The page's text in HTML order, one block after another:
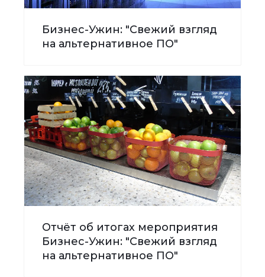
Бизнес-Ужин: "Свежий взгляд
на альтернативное ПО"
Отчёт об итогах мероприятия
Бизнес-Ужин: "Свежий взгляд
на альтернативное ПО"